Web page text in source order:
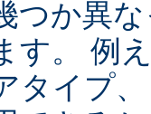
つか異
す。 例
タイプ